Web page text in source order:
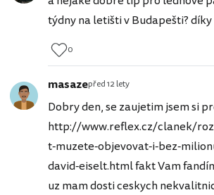
týdny na letišti v Budapešti? díky
0
masazepřed 12 lety
Dobry den, se zaujetim jsem si
http://www.reflex.cz/clanek/
t-muzete-objevovat-i-bez-
david-eiselt.html fakt Vam
uz mam dosti ceskych